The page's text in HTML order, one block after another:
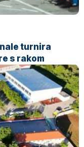
turnira
s rakom